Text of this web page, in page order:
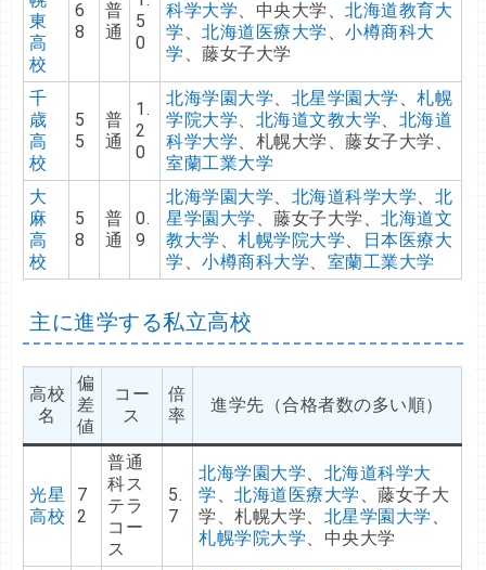
東
高
校
6
8
普
通
5
0
科学大学 、中央大学、北海道教育大
学 、北海道医療大学 、小樽商科大
学 、藤女子大学
千
歳
高
校
5
5
普
通
1.
2
0
北海学園大学 北星学園大学 、札幌
学院大学
北海道文教大学
北海道
科学大学 、札幌大学、藤女子大学、
室蘭工業大学
大
麻
高
校
5
8
普
通
0.
9
北海学園大学 北海道科学大学
北
星学園大学 、藤女子大学、北海道文
教大学 、札幌学院大学
日本医療大
学 、小樽商科大学 室蘭工業大学
主に進学する私立高校
高校
名
偏
差
値
コー
ス
倍
率
進学先（合格者数の多い順）
光星
高校
7
2
普通
科ス
テラ
コー
ス
5.
7
北海学園大学
北海道科学大
学 、北海道医療大学 、藤女子大
学、札幌大学、 北星学園大学
札幌学院大学 、中央大学